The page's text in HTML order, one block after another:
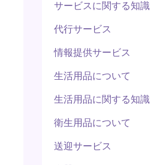
サービスに関する知識
代行サービス
情報提供サービス
生活用品について
生活用品に関する知識
衛生用品について
送迎サービス